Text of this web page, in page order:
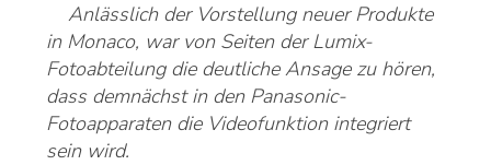
Anlässlich der Vorstellung neuer Produkte
in Monaco, war von Seiten der Lumix-
Fotoabteilung die deutliche Ansage zu hören,
dass demnächst in den Panasonic-
Fotoapparaten die Videofunktion integriert
sein wird.